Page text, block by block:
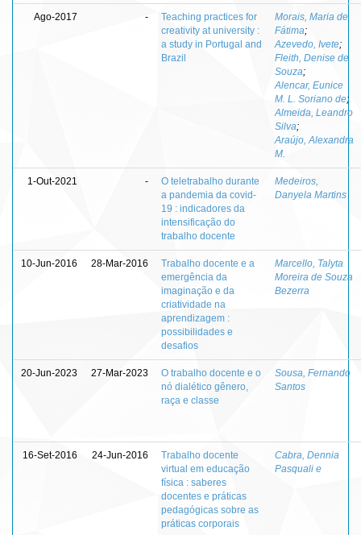
Ago-2017 -
Teaching practices for
creativity at university :
a study in Portugal and
Brazil
Morais, Maria de
Fátima;
Azevedo, Ivete;
Fleith, Denise de
Souza;
Alencar, Eunice
M. L. Soriano de;
Almeida, Leandro
Silva;
Araújo, Alexandra
M.
1-Out-2021 -
O teletrabalho durante
a pandemia da covid-
19 : indicadores da
intensificação do
trabalho docente
Medeiros,
Danyela Martins
10-Jun-2016 28-Mar-2016
Trabalho docente e a
emergência da
imaginação e da
criatividade na
aprendizagem :
possibilidades e
desafios
Marcello, Talyta
Moreira de Souza
Bezerra
20-Jun-2023 27-Mar-2023
O trabalho docente e o
nó dialético gênero,
raça e classe
Sousa, Fernando
Santos
16-Set-2016 24-Jun-2016
Trabalho docente
virtual em educação
física : saberes
docentes e práticas
pedagógicas sobre as
práticas corporais
Cabra, Dennia
Pasquali e